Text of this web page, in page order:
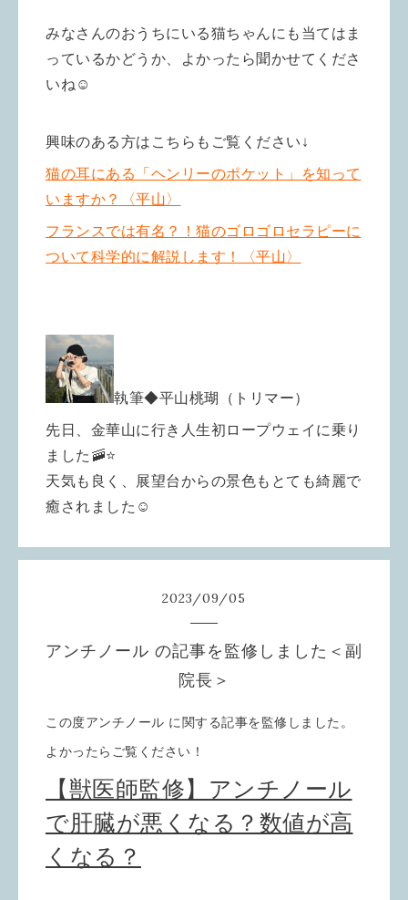
みなさんのおうちにいる猫ちゃんにも当てはま
っているかどうか、よかったら聞かせてくださ
いね☺️
興味のある方はこちらもご覧ください↓
猫の耳にある「ヘンリーのポケット」を知って
いますか？〈平山〉
フランスでは有名？！猫のゴロゴロセラピーに
ついて科学的に解説します！〈平山〉
執筆◆平山桃瑚（トリマー）
先日、金華山に行き人生初ロープウェイに乗り
ました🚠⭐️
天気も良く、展望台からの景色もとても綺麗で
癒されました☺️
2023/09/05
アンチノール の記事を監修しました＜副
院長＞
この度アンチノール に関する記事を監修しました。
よかったらご覧ください！
【獣医師監修】アンチノール
で肝臓が悪くなる？数値が高
くなる？